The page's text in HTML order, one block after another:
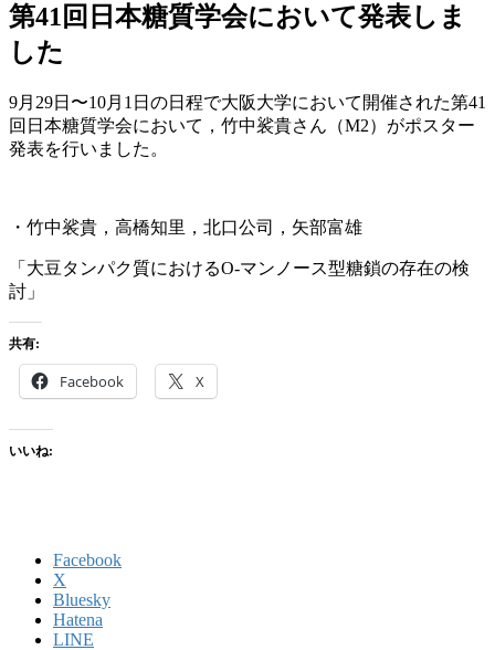
第41回日本糖質学会において発表しま
した
9月29日〜10月1日の日程で大阪大学において開催された第41
回日本糖質学会において，竹中裟貴さん（M2）がポスター
発表を行いました。
・竹中裟貴，高橋知里，北口公司，矢部富雄
「大豆タンパク質におけるO-マンノース型糖鎖の存在の検
討」
共有:
Facebook X
いいね:
Facebook
X
Bluesky
Hatena
LINE